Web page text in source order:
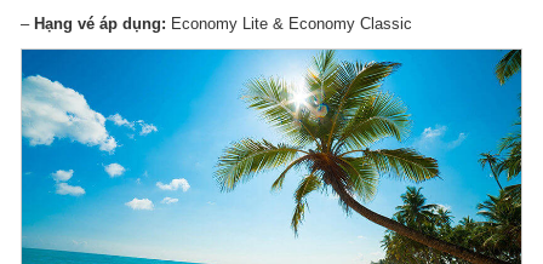
– Hạng vé áp dụng: Economy Lite & Economy Classic